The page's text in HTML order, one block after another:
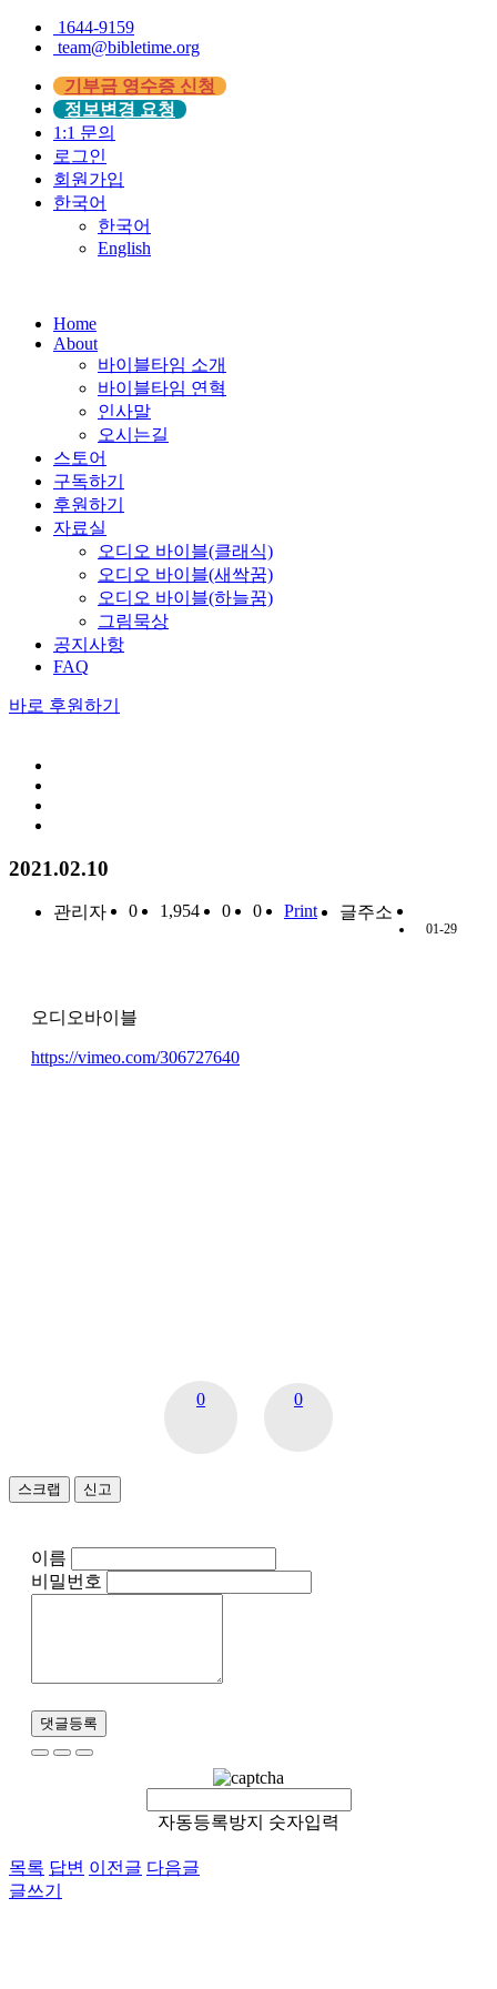
1644-9159
team@bibletime.org
기부금 영수증 신청
정보변경 요청
1:1 문의
로그인
회원가입
한국어
한국어
English
Home
About
바이블타임 소개
바이블타임 연혁
인사말
오시는길
스토어
구독하기
후원하기
자료실
오디오 바이블(클래식)
오디오 바이블(새싹꿈)
오디오 바이블(하늘꿈)
그림묵상
공지사항
FAQ
바로 후원하기
2021.02.10
관리자 0 1,954 0 0 Print 글주소
01-29
오디오바이블
https://vimeo.com/306727640
0 0
스크랩 신고
이름
비밀번호
댓글등록
자동등록방지 숫자입력
목록 답변 이전글 다음글
글쓰기